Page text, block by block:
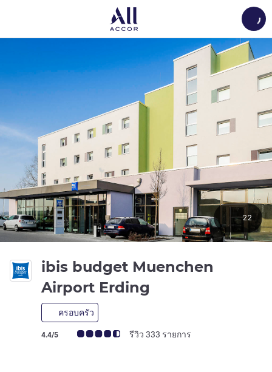
ibis budget Muenchen
Airport Erding
ครอบครัว
คะแนนความคิดเห็นจากแขก (เรทติ้งบน ALL)
4.4/5 รีวิว 333 รายการ
22